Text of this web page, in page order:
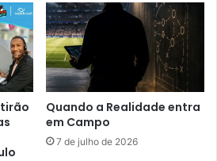
Quando a Realidade entra
em Campo
7 de julho de 2026